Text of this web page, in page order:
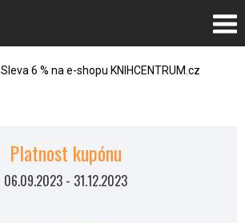
Sleva 6 % na e-shopu KNIHCENTRUM.cz
Platnost kupónu
06.09.2023 - 31.12.2023